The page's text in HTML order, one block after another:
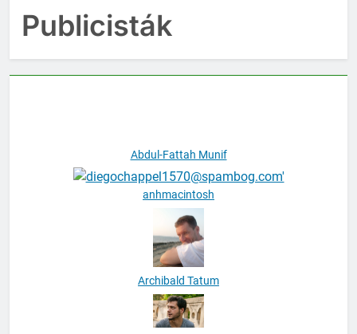
Publicisták
Abdul-Fattah Munif
anhmacintosh
Archibald Tatum